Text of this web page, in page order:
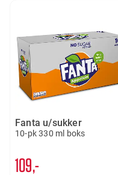
Fanta u/sukker
10-pk 330 ml boks
109,-